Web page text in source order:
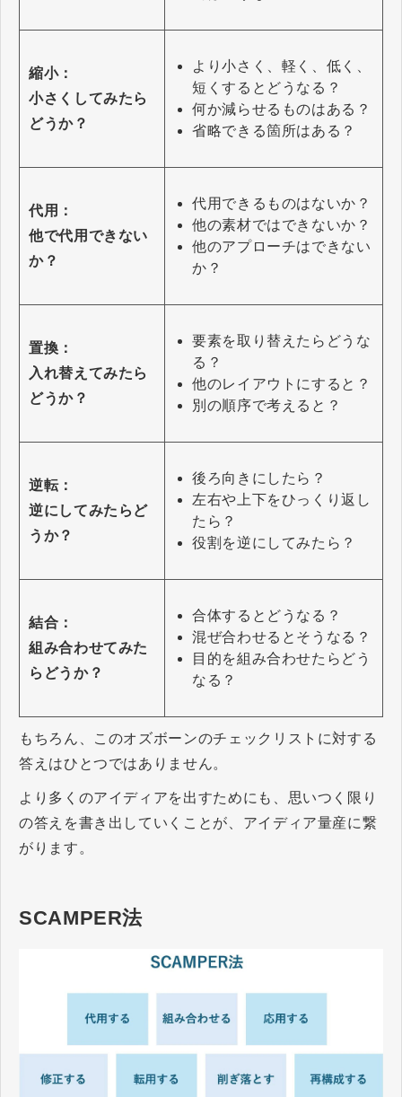
縮小：
小さくしてみたら
どうか？
より小さく、軽く、低く、
短くするとどうなる？
何か減らせるものはある？
省略できる箇所はある？
代用：
他で代用できない
か？
代用できるものはないか？
他の素材ではできないか？
他のアプローチはできない
か？
置換：
入れ替えてみたら
どうか？
要素を取り替えたらどうな
る？
他のレイアウトにすると？
別の順序で考えると？
逆転：
逆にしてみたらど
うか？
後ろ向きにしたら？
左右や上下をひっくり返し
たら？
役割を逆にしてみたら？
結合：
組み合わせてみた
らどうか？
合体するとどうなる？
混ぜ合わせるとそうなる？
目的を組み合わせたらどう
なる？
もちろん、このオズボーンのチェックリストに対する
答えはひとつではありません。
より多くのアイディアを出すためにも、思いつく限り
の答えを書き出していくことが、アイディア量産に繋
がります。
SCAMPER法